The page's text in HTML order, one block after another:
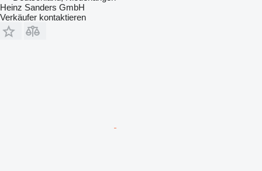
Heinz Sanders GmbH
Verkäufer kontaktieren